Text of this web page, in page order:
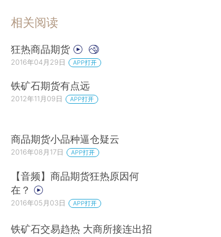
相关阅读
狂热商品期货
2016年04月29日 APP打开
铁矿石期货有点远
2012年11月09日 APP打开
商品期货小品种逼仓疑云
2016年08月17日 APP打开
【音频】商品期货狂热原因何
在？
2016年05月03日 APP打开
铁矿石交易趋热 大商所接连出招